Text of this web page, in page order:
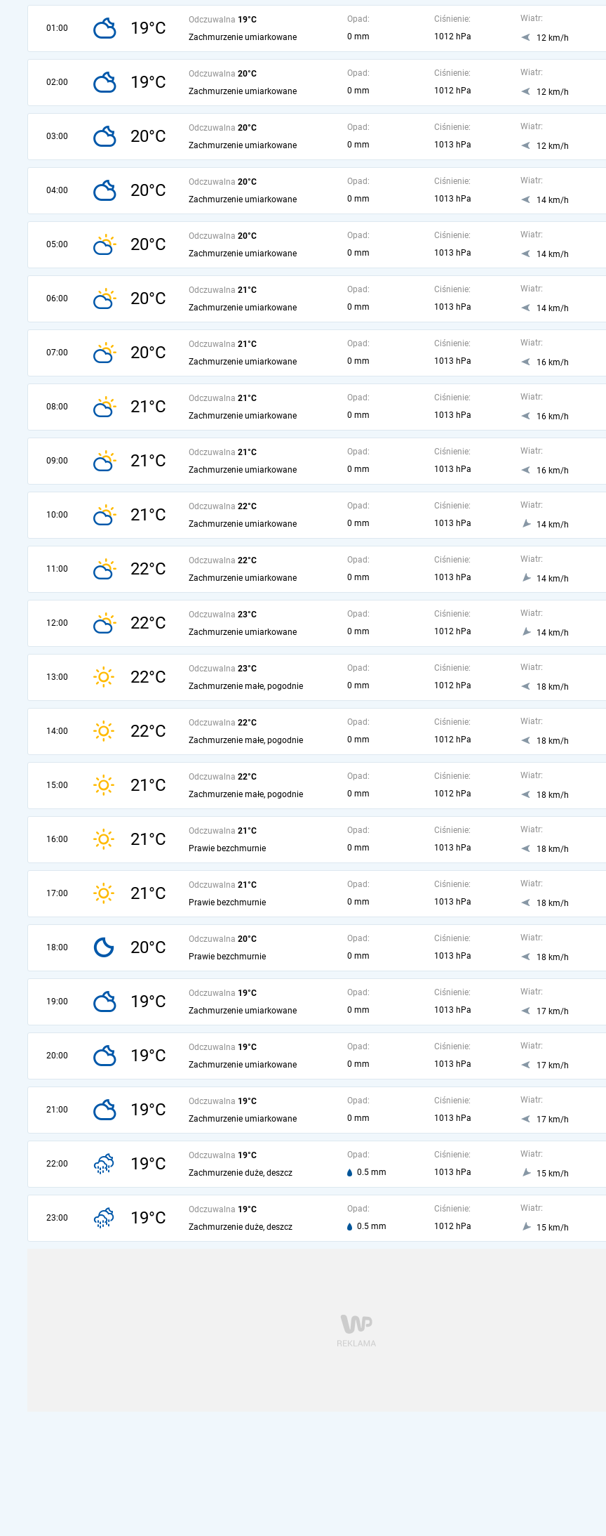
01:00 19°C Odczuwalna 19°C
Zachmurzenie umiarkowane
Opad:
0 mm
Ciśnienie:
1012 hPa
Wiatr:
12 km/h
02:00 19°C Odczuwalna 20°C
Zachmurzenie umiarkowane
Opad:
0 mm
Ciśnienie:
1012 hPa
Wiatr:
12 km/h
03:00 20°C Odczuwalna 20°C
Zachmurzenie umiarkowane
Opad:
0 mm
Ciśnienie:
1013 hPa
Wiatr:
12 km/h
04:00 20°C Odczuwalna 20°C
Zachmurzenie umiarkowane
Opad:
0 mm
Ciśnienie:
1013 hPa
Wiatr:
14 km/h
05:00 20°C Odczuwalna 20°C
Zachmurzenie umiarkowane
Opad:
0 mm
Ciśnienie:
1013 hPa
Wiatr:
14 km/h
06:00 20°C Odczuwalna 21°C
Zachmurzenie umiarkowane
Opad:
0 mm
Ciśnienie:
1013 hPa
Wiatr:
14 km/h
07:00 20°C Odczuwalna 21°C
Zachmurzenie umiarkowane
Opad:
0 mm
Ciśnienie:
1013 hPa
Wiatr:
16 km/h
08:00 21°C Odczuwalna 21°C
Zachmurzenie umiarkowane
Opad:
0 mm
Ciśnienie:
1013 hPa
Wiatr:
16 km/h
09:00 21°C Odczuwalna 21°C
Zachmurzenie umiarkowane
Opad:
0 mm
Ciśnienie:
1013 hPa
Wiatr:
16 km/h
10:00 21°C Odczuwalna 22°C
Zachmurzenie umiarkowane
Opad:
0 mm
Ciśnienie:
1013 hPa
Wiatr:
14 km/h
11:00 22°C Odczuwalna 22°C
Zachmurzenie umiarkowane
Opad:
0 mm
Ciśnienie:
1013 hPa
Wiatr:
14 km/h
12:00 22°C Odczuwalna 23°C
Zachmurzenie umiarkowane
Opad:
0 mm
Ciśnienie:
1012 hPa
Wiatr:
14 km/h
13:00 22°C Odczuwalna 23°C
Zachmurzenie małe, pogodnie
Opad:
0 mm
Ciśnienie:
1012 hPa
Wiatr:
18 km/h
14:00 22°C Odczuwalna 22°C
Zachmurzenie małe, pogodnie
Opad:
0 mm
Ciśnienie:
1012 hPa
Wiatr:
18 km/h
15:00 21°C Odczuwalna 22°C
Zachmurzenie małe, pogodnie
Opad:
0 mm
Ciśnienie:
1012 hPa
Wiatr:
18 km/h
16:00 21°C Odczuwalna 21°C
Prawie bezchmurnie
Opad:
0 mm
Ciśnienie:
1013 hPa
Wiatr:
18 km/h
17:00 21°C Odczuwalna 21°C
Prawie bezchmurnie
Opad:
0 mm
Ciśnienie:
1013 hPa
Wiatr:
18 km/h
18:00 20°C Odczuwalna 20°C
Prawie bezchmurnie
Opad:
0 mm
Ciśnienie:
1013 hPa
Wiatr:
18 km/h
19:00 19°C Odczuwalna 19°C
Zachmurzenie umiarkowane
Opad:
0 mm
Ciśnienie:
1013 hPa
Wiatr:
17 km/h
20:00 19°C Odczuwalna 19°C
Zachmurzenie umiarkowane
Opad:
0 mm
Ciśnienie:
1013 hPa
Wiatr:
17 km/h
21:00 19°C Odczuwalna 19°C
Zachmurzenie umiarkowane
Opad:
0 mm
Ciśnienie:
1013 hPa
Wiatr:
17 km/h
22:00 19°C Odczuwalna 19°C
Zachmurzenie duże, deszcz
Opad:
0.5 mm
Ciśnienie:
1013 hPa
Wiatr:
15 km/h
23:00 19°C Odczuwalna 19°C
Zachmurzenie duże, deszcz
Opad:
0.5 mm
Ciśnienie:
1012 hPa
Wiatr:
15 km/h